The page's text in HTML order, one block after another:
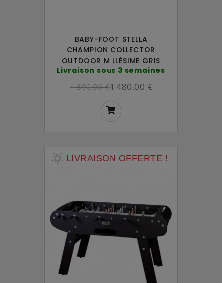
BABY-FOOT STELLA
CHAMPION COLLECTOR
OUTDOOR MILLÉSIME GRIS
Livraison sous 3 semaines
4 590,00 €4 480,00 €
LIVRAISON OFFERTE !